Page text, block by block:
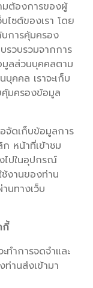
ต้องการของผู้
ไซต์ของเรา โดย
การคุ้มครอง
วบรวมจากการ
มูลส่วนบุคคลตาม
คคล เราจะเก็บ
คุ้มครองข้อมูล
จัดเก็บข้อมูลการ
ก หน้าที่เข้าชม
ไปในอุปกรณ์
ช้งานของท่าน
นทางเว็บ
กี้
ทำการจดจำและ
านส่งเข้ามา